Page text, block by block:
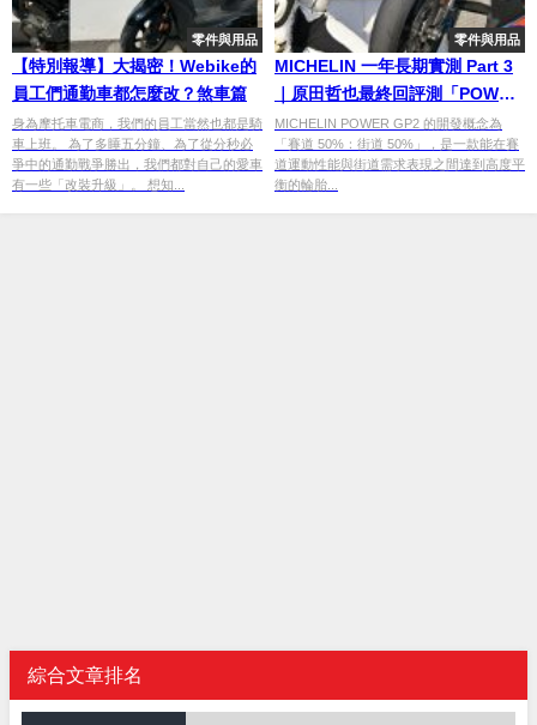
零件與用品
【特別報導】大揭密！Webike的
員工們通勤車都怎麼改？煞車篇
身為摩托車電商，我們的員工當然也都是騎
車上班。 為了多睡五分鐘、為了從分秒必
爭中的通勤戰爭勝出，我們都對自己的愛車
有一些「改裝升級」。 想知...
零件與用品
MICHELIN 一年長期實測 Part 3
｜原田哲也最終回評測「POWER
GP2」整季表現與總評
MICHELIN POWER GP2 的開發概念為
「賽道 50%：街道 50%」，是一款能在賽
道運動性能與街道需求表現之間達到高度平
衡的輪胎...
綜合文章排名